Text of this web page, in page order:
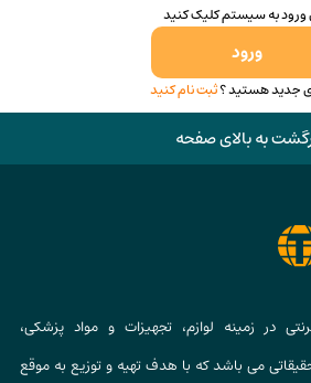
ورود به سیستم کلیک کنید
ورود
جدید هستید ؟ثبت نام کنید
به بالای صفحه
در زمینه لوازم، تجهیزات و مواد پزشکی،
می باشد که با هدف تهیه و توزیع به موقع